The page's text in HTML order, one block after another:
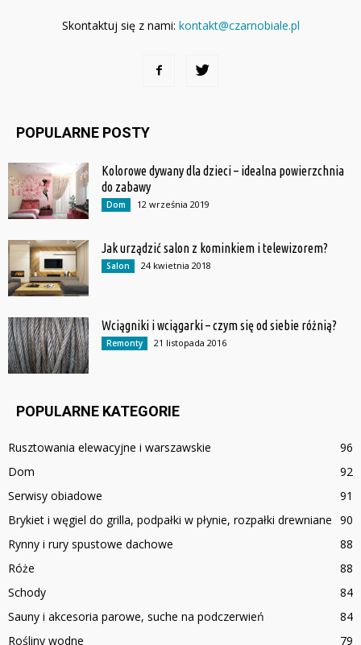
Skontaktuj się z nami: kontakt@czarnobiale.pl
POPULARNE POSTY
Kolorowe dywany dla dzieci – idealna powierzchnia
do zabawy
Dom 12 września 2019
Jak urządzić salon z kominkiem i telewizorem?
Salon 24 kwietnia 2018
Wciągniki i wciągarki – czym się od siebie różnią?
Remonty 21 listopada 2016
POPULARNE KATEGORIE
Rusztowania elewacyjne i warszawskie
96
Dom
92
Serwisy obiadowe
91
Brykiet i węgiel do grilla, podpałki w płynie, rozpałki drewniane 90
Rynny i rury spustowe dachowe
88
Róże
88
Schody
84
Sauny i akcesoria parowe, suche na podczerwień
84
Rośliny wodne
79